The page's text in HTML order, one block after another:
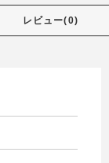
レビュー(0)